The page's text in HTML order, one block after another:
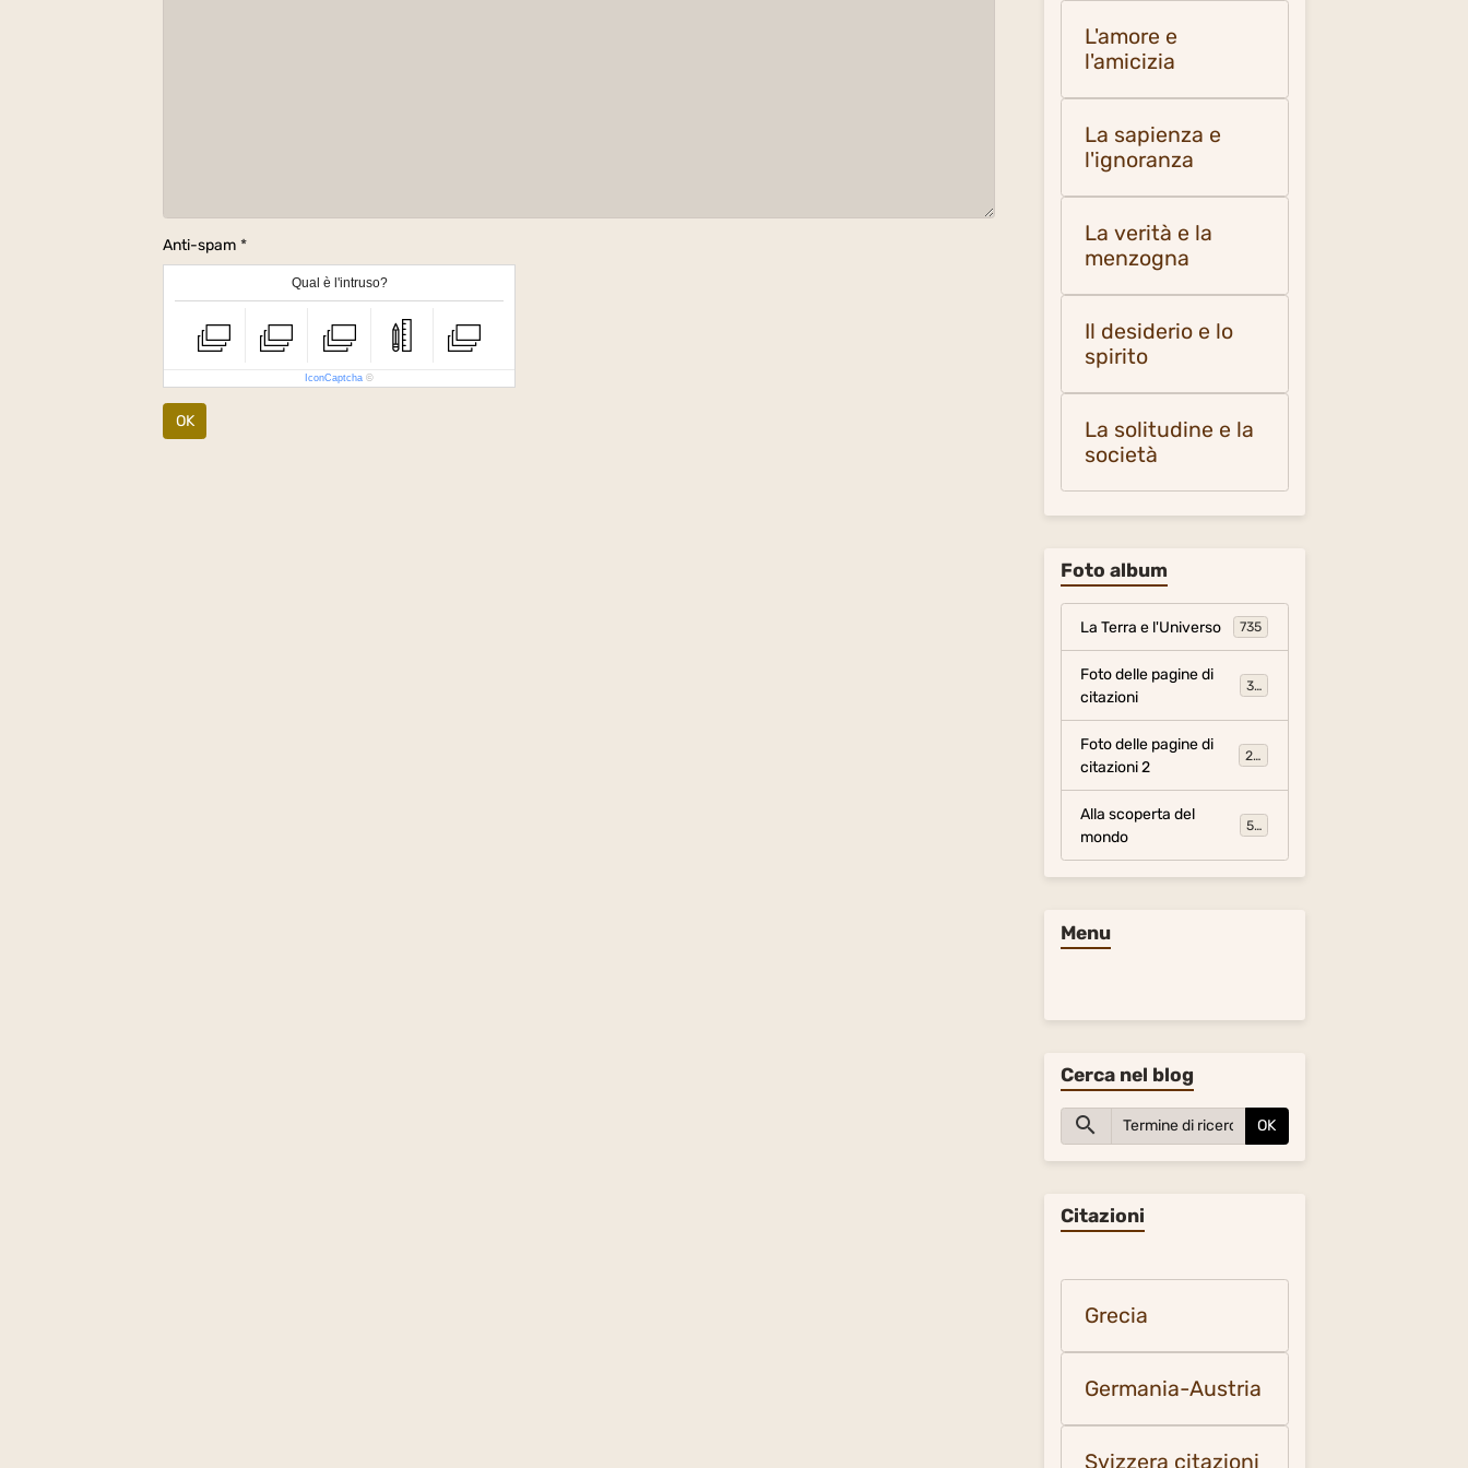
Anti-spam
Qual è l'intruso?
IconCaptcha ©
OK
L'amore e
l'amicizia
La sapienza e
l'ignoranza
La verità e la
menzogna
Il desiderio e lo
spirito
La solitudine e la
società
Foto album
La Terra e l'Universo 735
Foto delle pagine di
citazioni
317
Foto delle pagine di
citazioni 2
281
Alla scoperta del
mondo
54
Menu
Cerca nel blog
OK
Citazioni
Grecia
Germania-Austria
Svizzera citazioni